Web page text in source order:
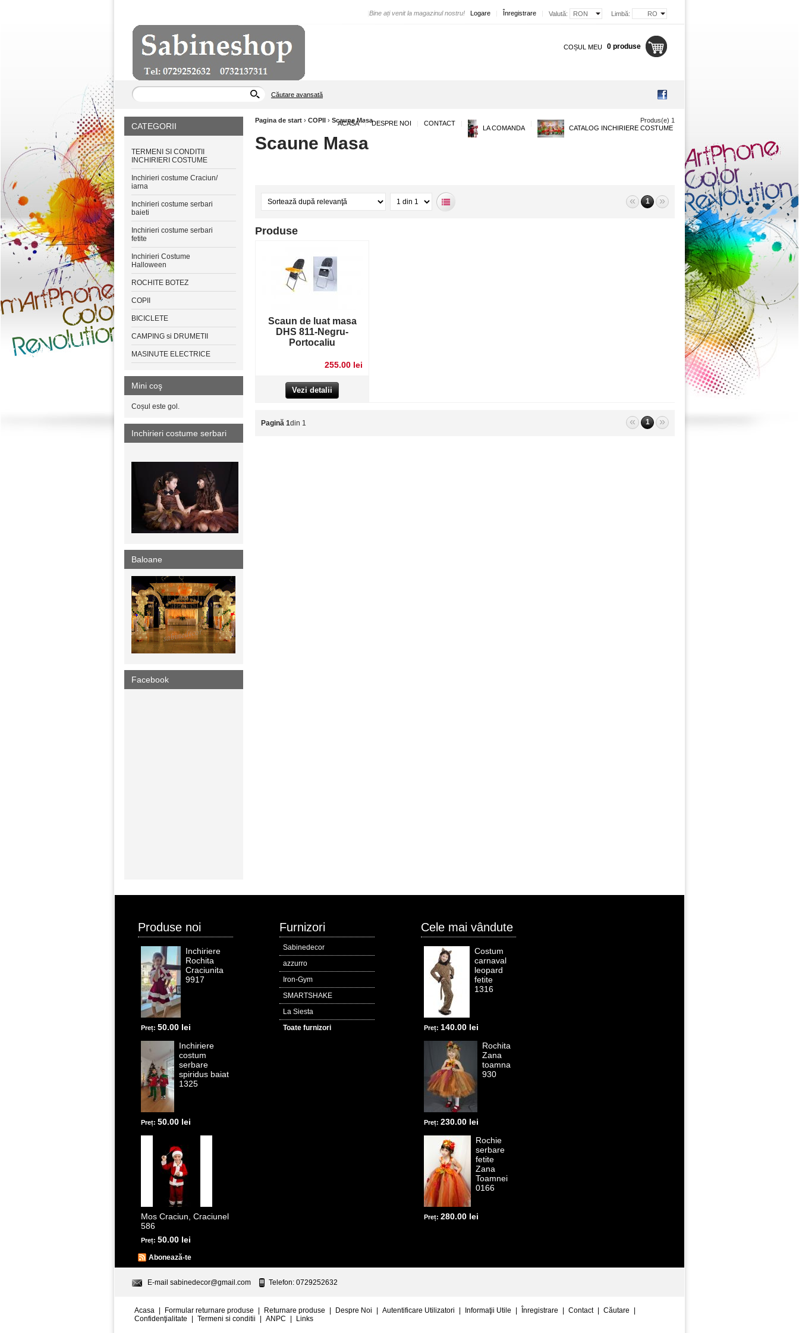
Limbă: RO
Valută: RON
Logare Înregistrare
Bine ați venit la magazinul nostru!
COȘUL MEU 0 produse
Căutare avansată
ACASA | DESPRE NOI CONTACT
LA COMANDA CATALOG INCHIRIERE COSTUME
CATEGORII
TERMENI SI CONDITII
INCHIRIERI COSTUME
Inchirieri costume Craciun/
iarna
Inchirieri costume serbari
baieti
Inchirieri costume serbari
fetite
Inchirieri Costume
Halloween
ROCHITE BOTEZ
COPII
BICICLETE
CAMPING si DRUMETII
MASINUTE ELECTRICE
Mini coş
Coșul este gol.
Inchirieri costume serbari
Baloane
Facebook
Produs(e) 1
Pagina de start › COPII › Scaune Masa
Scaune Masa
« 1 »
Produse
Scaun de luat masa
DHS 811-Negru-
Portocaliu
255.00 lei
Vezi detalii
« 1 »
Pagină 1din 1
Produse noi
Inchiriere
Rochita
Craciunita
9917
Preț: 50.00 lei
Inchiriere
costum
serbare
spiridus baiat
1325
Preț: 50.00 lei
Mos Craciun, Craciunel
586
Preț: 50.00 lei
Abonează-te
Furnizori
Sabinedecor
azzurro
Iron-Gym
SMARTSHAKE
La Siesta
Toate furnizori
Cele mai vândute
Costum
carnaval
leopard
fetite
1316
Preț: 140.00 lei
Rochita
Zana
toamna
930
Preț: 230.00 lei
Rochie
serbare
fetite
Zana
Toamnei
0166
Preț: 280.00 lei
E-mail sabinedecor@gmail.com Telefon: 0729252632
Acasa Formular returnare produse Returnare produse Despre Noi Autentificare Utilizatori Informaţii Utile Înregistrare Contact Căutare
Confidenţialitate
Termeni si conditii ANPC Links